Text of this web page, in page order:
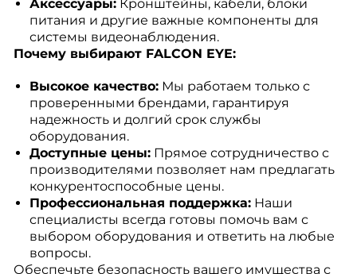
Аксессуары:Кронштейны, кабели, блоки
питания и другие важные компоненты для
системы видеонаблюдения.
Почему выбирают FALCON EYE:
Высокое качество:Мы работаем только с
проверенными брендами, гарантируя
надежность и долгий срок службы
оборудования.
Доступные цены:Прямое сотрудничество с
производителями позволяет нам предлагать
конкурентоспособные цены.
Профессиональная поддержка:Наши
специалисты всегда готовы помочь вам с
выбором оборудования и ответить на любые
вопросы.
Обеспечьте безопасность вашего имущества с